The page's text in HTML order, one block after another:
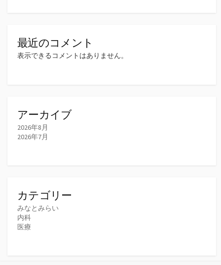
最近のコメント
表示できるコメントはありません。
アーカイブ
2026年8月
2026年7月
カテゴリー
みなとみらい
内科
医療